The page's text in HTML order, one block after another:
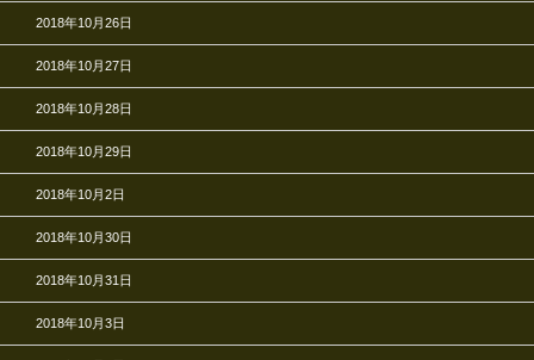
2018年10月26日
2018年10月27日
2018年10月28日
2018年10月29日
2018年10月2日
2018年10月30日
2018年10月31日
2018年10月3日